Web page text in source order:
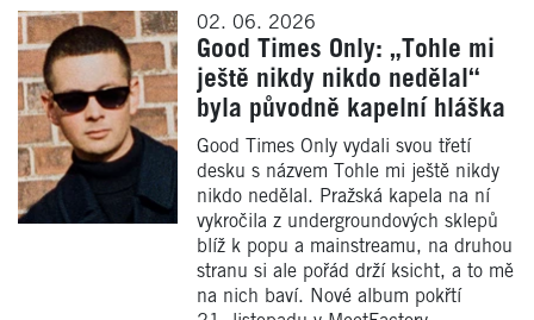
02. 06. 2026
Good Times Only: „Tohle mi
ještě nikdy nikdo nedělal“
byla původně kapelní hláška
Good Times Only vydali svou třetí
desku s názvem Tohle mi ještě nikdy
nikdo nedělal. Pražská kapela na ní
vykročila z undergroundových sklepů
blíž k popu a mainstreamu, na druhou
stranu si ale pořád drží ksicht, a to mě
na nich baví. Nové album pokřtí